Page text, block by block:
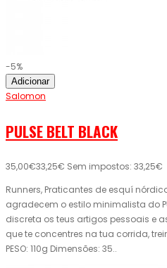
-5%
Adicionar
Salomon
PULSE BELT BLACK
35,00€33,25€ Sem impostos: 33,25€
Runners, Praticantes de esquí
agradecem o estilo minimalista do
discreta os teus artigos pessoais e
que te concentres na tua corrida,
PESO: 110g Dimensões: 35..